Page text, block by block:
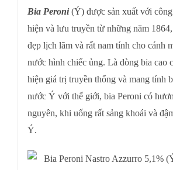
Bia Peroni(Ý) được sản xuất với
hiện và lưu truyền từ những năm
đẹp lịch lãm và rất nam tính cho cánh
nước hình chiếc ủng. Là dòng bia cao
hiện giá trị truyền thống và mang tính
nước Ý với thế giới, bia Peroni có
nguyên, khi uống rất sảng khoái và
Ý.